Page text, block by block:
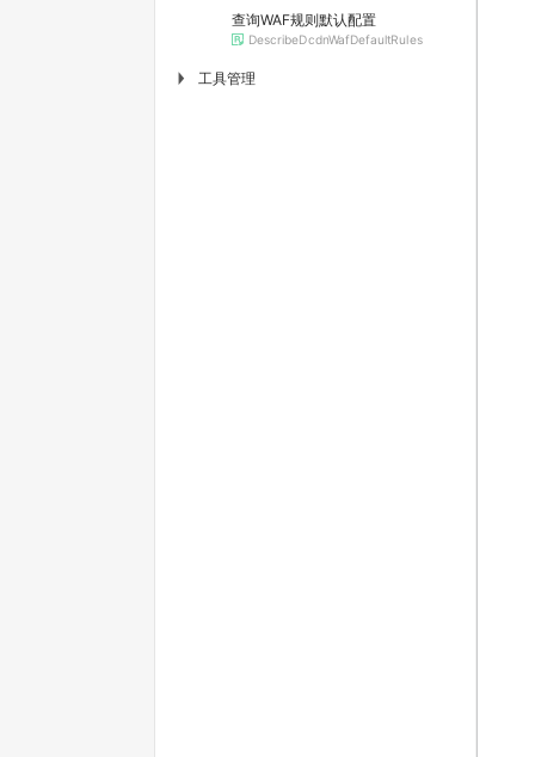
查询WAF规则默认配置
DescribeDcdnWafDefaultRules
▶ 工具管理